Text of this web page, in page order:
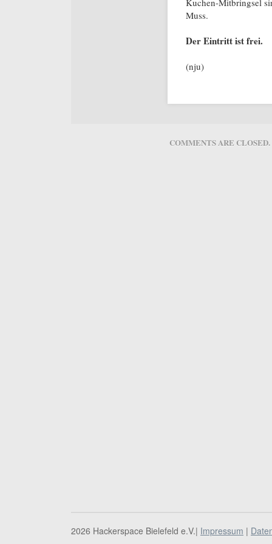
Kuchen-Mitbringsel
Muss.
Der Eintritt ist frei.
(nju)
COMMENTS ARE CLOSED.
2026 Hackerspace Bielefeld e.V.| Impressum |